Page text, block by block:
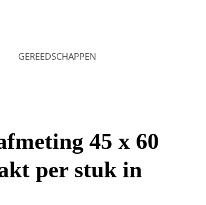
GEREEDSCHAPPEN
45 x 60
per stuk in